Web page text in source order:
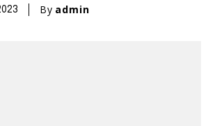
By admin